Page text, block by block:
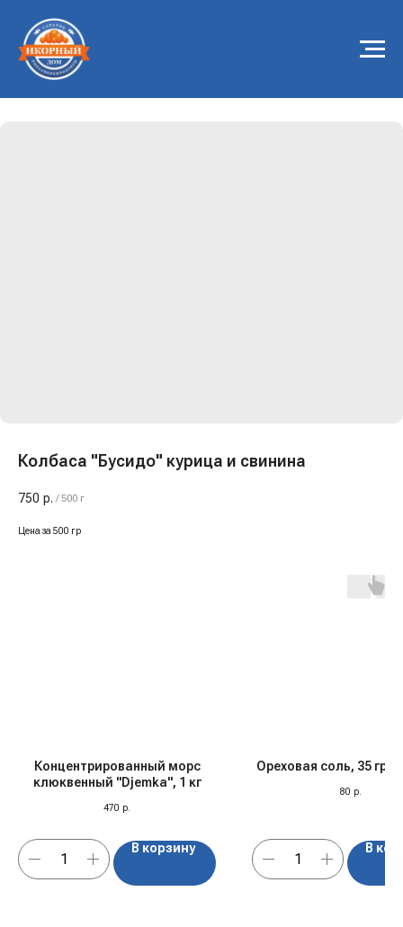
Колбаса "Бусидо" курица и свинина
750 р. / 500 г
Цена за 500 гр
Концентрированный морс
клюквенный "Djemka", 1 кг
470 р.
В корзину
Ореховая соль, 35 гр,
80 р.
В